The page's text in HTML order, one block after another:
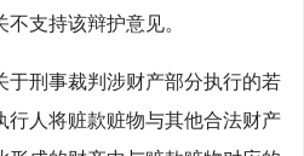
支持该辩护意见。
刑事裁判涉财产部分执行的若
行人将赃款赃物与其他合法财产